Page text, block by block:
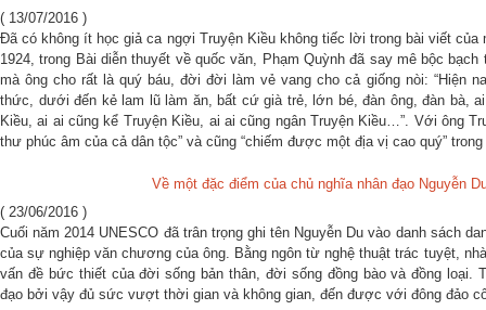
( 13/07/2016 )
Đã có không ít học giả ca ngợi Truyện Kiều không tiếc lời trong bài viết
1924, trong Bài diễn thuyết về quốc văn, Phạm Quỳnh đã say mê bộc
mà ông cho rất là quý báu, đời đời làm vẻ vang cho cả giống nòi: “Hiện
thức, dưới đến kẻ lam lũ làm ăn, bất cứ già trẻ, lớn bé, đàn ông, đàn bà,
Kiều, ai ai cũng kể Truyện Kiều, ai ai cũng ngân Truyện Kiều…”. Với ông
thư phúc âm của cả dân tộc” và cũng “chiếm được một địa vị cao quý”
Về một đặc điểm của chủ nghĩa nhân đạo Nguyễn
( 23/06/2016 )
Cuối năm 2014 UNESCO đã trân trọng ghi tên Nguyễn Du vào danh sách
của sự nghiệp văn chương của ông. Bằng ngôn từ nghệ thuật trác tuyệt,
vấn đề bức thiết của đời sống bản thân, đời sống đồng bào và đồng loại.
đạo bởi vậy đủ sức vượt thời gian và không gian, đến được với đông đảo